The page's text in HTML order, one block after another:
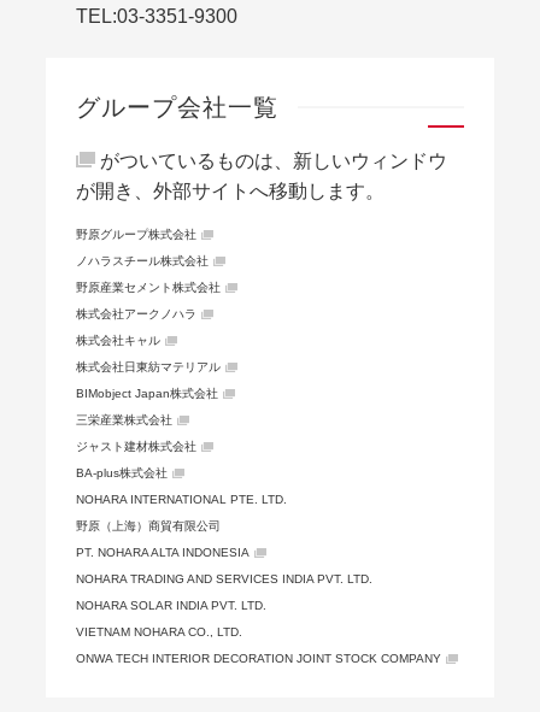
TEL:03-3351-9300
グループ会社一覧
がついているものは、新しいウィンドウ
が開き、外部サイトへ移動します。
野原グループ株式会社
ノハラスチール株式会社
野原産業セメント株式会社
株式会社アークノハラ
株式会社キャル
株式会社日東紡マテリアル
BIMobject Japan株式会社
三栄産業株式会社
ジャスト建材株式会社
BA-plus株式会社
NOHARA INTERNATIONAL PTE. LTD.
野原（上海）商貿有限公司
PT. NOHARA ALTA INDONESIA
NOHARA TRADING AND SERVICES INDIA PVT. LTD.
NOHARA SOLAR INDIA PVT. LTD.
VIETNAM NOHARA CO., LTD.
ONWA TECH INTERIOR DECORATION JOINT STOCK COMPANY